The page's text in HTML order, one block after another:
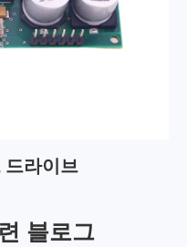
드라이브
블로그